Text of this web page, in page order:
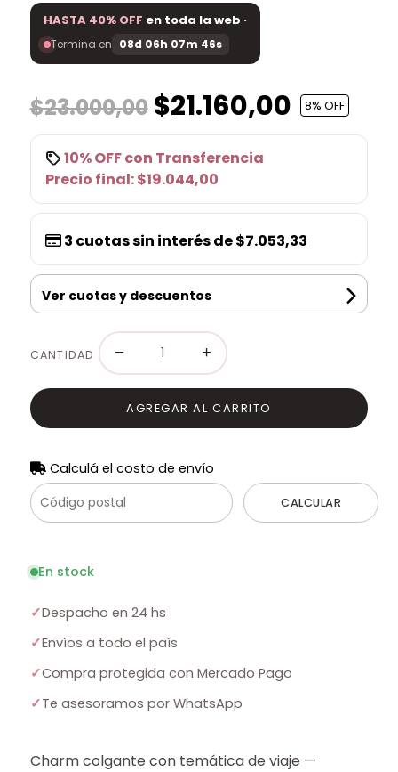
HASTA 40% OFF en toda la web ·
Termina en 08d 06h 07m 46s
$23.000,00$21.160,00 8% OFF
10% OFFcon Transferencia
Precio final:$19.044,00
3 cuotas sin interés de$7.053,33
Ver cuotas y descuentos
CANTIDAD − +
AGREGAR AL CARRITO
Calculá el costo de envío
CALCULAR
En stock
✓Despacho en 24 hs
✓Envíos a todo el país
✓Compra protegida con Mercado Pago
✓Te asesoramos por WhatsApp
Charm colgante con temática de viaje —